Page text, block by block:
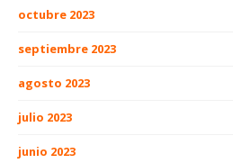
octubre 2023
septiembre 2023
agosto 2023
julio 2023
junio 2023